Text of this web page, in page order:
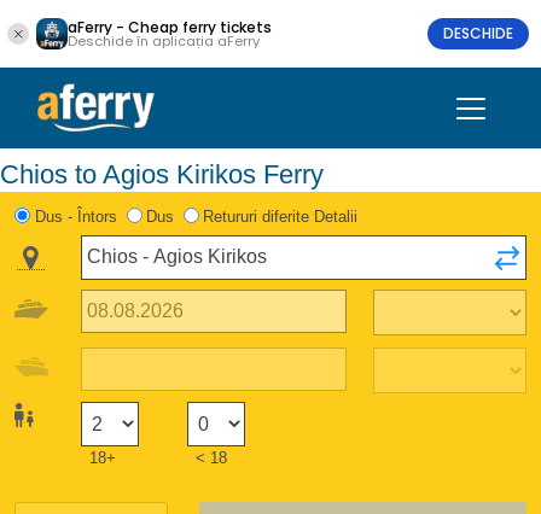
aFerry - Cheap ferry tickets
Deschide în aplicația aFerry DESCHIDE
Chios to Agios Kirikos Ferry
Dus - Întors Dus Retururi diferite Detalii
18+ < 18